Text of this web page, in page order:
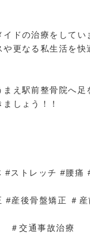
ドの治療をしてい
更なる私生活を
え駅前整骨院へ足
しょう！！
ストレッチ #腰痛
#産後骨盤矯正 ＃
＃交通事故治療